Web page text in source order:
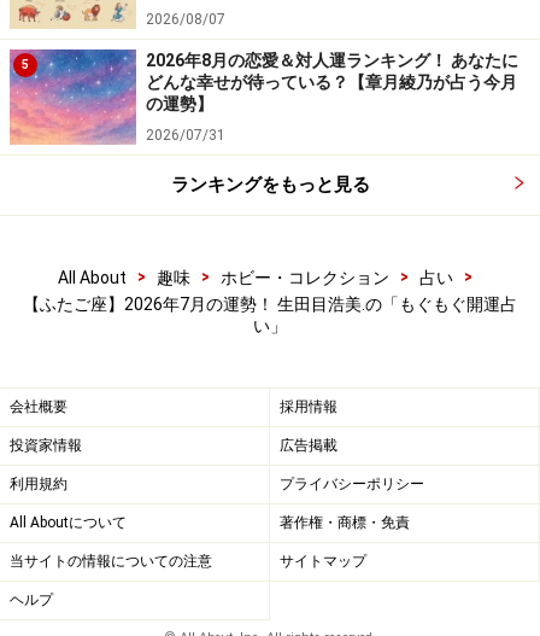
2026/08/07
5
2026年8月の恋愛＆対人運ランキング！ あなたに
どんな幸せが待っている？【章月綾乃が占う今月
の運勢】
2026/07/31
ランキングをもっと見る
All About > 趣味 > ホビー・コレクション > 占い
>
【ふたご座】2026年7月の運勢！ 生田目浩美.の「もぐもぐ開運占
い」
会社概要 採用情報
投資家情報 広告掲載
利用規約 プライバシーポリシー
All Aboutについて 著作権・商標・免責
当サイトの情報についての注意 サイトマップ
ヘルプ